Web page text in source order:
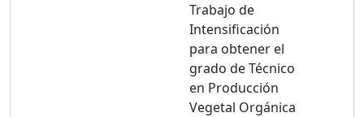
Trabajo de
Intensificación
para obtener el
grado de Técnico
en Producción
Vegetal Orgánica